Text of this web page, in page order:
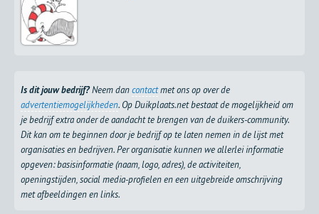
Is dit jouw bedrijf?Neem dancontactmet ons op over de
advertentiemogelijkheden. Op Duikplaats.net bestaat de mogelijkheid om
je bedrijf extra onder de aandacht te brengen van de duikers-community.
Dit kan om te beginnen door je bedrijf op te laten nemen in de lijst met
organisaties en bedrijven. Per organisatie kunnen we allerlei informatie
opgeven: basisinformatie (naam, logo, adres), de activiteiten,
openingstijden, social media-profielen en een uitgebreide omschrijving
met afbeeldingen en links.